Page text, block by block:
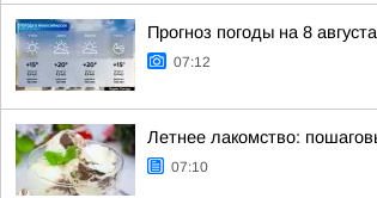
Прогноз погоды на 8
07:12
Летнее лакомство:
07:10